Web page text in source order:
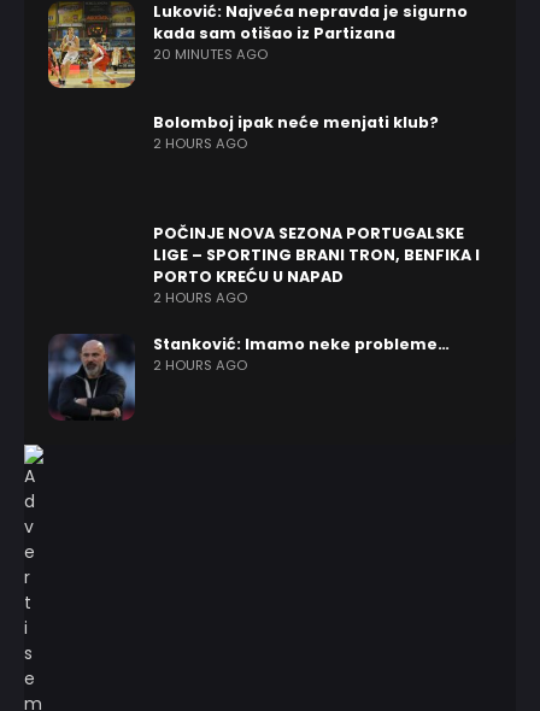
Luković: Najveća nepravda je sigurno
kada sam otišao iz Partizana
20 MINUTES AGO
Bolomboj ipak neće menjati klub?
2 HOURS AGO
POČINJE NOVA SEZONA PORTUGALSKE
LIGE – SPORTING BRANI TRON, BENFIKA I
PORTO KREĆU U NAPAD
2 HOURS AGO
Stanković: Imamo neke probleme…
2 HOURS AGO